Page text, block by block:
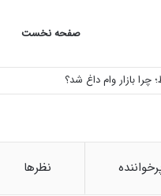
صفحه نخست
چرا بازار وام داغ شد؟
نظرها